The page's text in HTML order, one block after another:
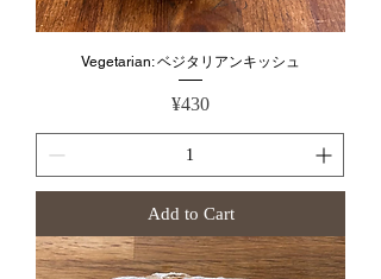
Vegetarian: ベジタリアンキッシュ
Price
¥430
Add to Cart